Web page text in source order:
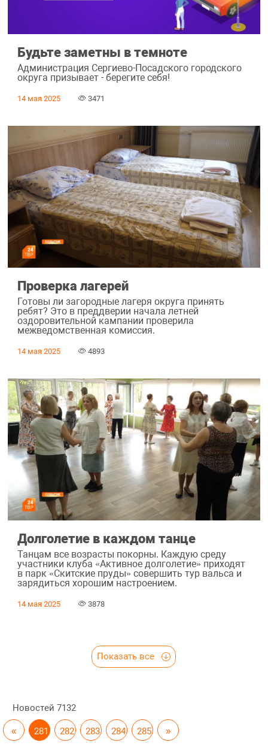
Будьте заметны в темноте
Администрация Сергиево-Посадского городского
округа призывает - берегите себя!
14 мая 2025 3471
Проверка лагерей
Готовы ли загородные лагеря округа принять
ребят? Это в преддверии начала летней
оздоровительной кампании проверила
межведомственная комиссия.
14 мая 2025 4893
Долголетие в каждом танце
Танцам все возрасты покорны. Каждую среду
участники клуба «Активное долголетие» приходят
в парк «Скитские пруды» совершить тур вальса и
зарядиться хорошим настроением.
14 мая 2025 3878
Показать все
Новостей 7132
« 281 282 283 284 285 »